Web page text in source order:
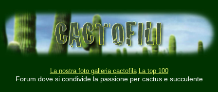
La nostra foto galleria cactofila La top 100
Forum dove si condivide la passione per cactus e succulente